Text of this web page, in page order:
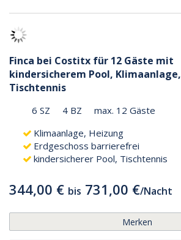
Finca bei Costitx für 12 Gäste mit
kindersicherem Pool, Klimaanlage,
Tischtennis
6 SZ 4 BZ
max. 12 Gäste
Klimaanlage, Heizung
Erdgeschoss barrierefrei
kindersicherer Pool, Tischtennis
344,00 € bis 731,00 €/Nacht
Merken